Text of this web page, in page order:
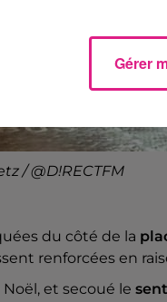
/ @D!RECTFM
du côté de la
renforcées en
et secoué le
Gérer